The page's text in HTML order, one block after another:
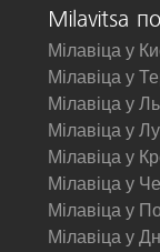
Milavitsa
Мілавіца у
Мілавіца у
Мілавіца у
Мілавіца у
Мілавіца у
Мілавіца у
Мілавіца у
Мілавіца у